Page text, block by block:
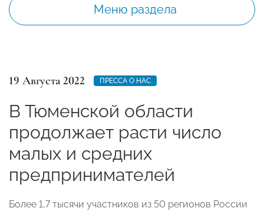
Меню раздела
19 Августа 2022 ПРЕССА О НАС
В Тюменской области
продолжает расти число
малых и средних
предпринимателей
Более 1,7 тысячи участников из 50 регионов России